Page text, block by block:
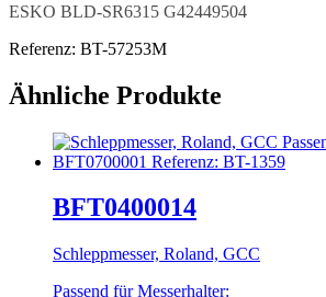
ESKO BLD-SR6315 G42449504
Referenz: BT-57253M
Ähnliche Produkte
BFT0400014
Schleppmesser, Roland, GCC
Passend für Messerhalter: